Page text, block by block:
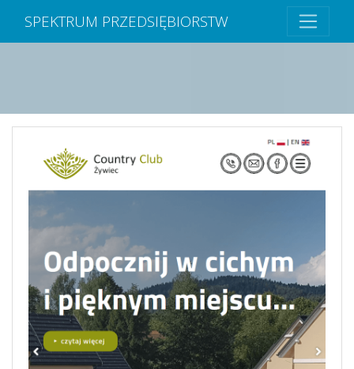
SPEKTRUM PRZEDSIĘBIORSTW